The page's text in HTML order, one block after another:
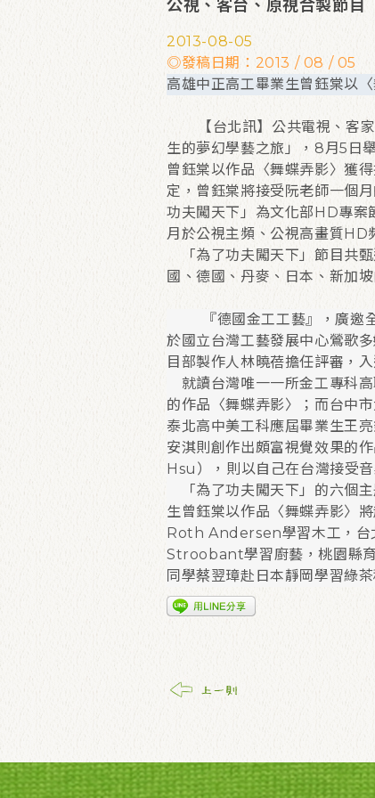
公視、客台、原視合製節目
2013-08-05
◎發稿日期：2013 / 08 / 05
高雄中正高工畢業生曾鈺棠以
【台北訊】公共電視、客
生的夢幻學藝之旅」，8月5日
曾鈺棠以作品〈舞蝶弄影〉獲
定，曾鈺棠將接受阮老師一個
功夫闖天下」為文化部HD專案
月於公視主頻、公視高畫質HD
「為了功夫闖天下」節目共甄
國、德國、丹麥、日本、新加
『德國金工工藝』，廣邀
於國立台灣工藝發展中心鶯歌
目部製作人林曉蓓擔任評審，
就讀台灣唯一一所金工專科
的作品〈舞蝶弄影〉；而台中
泰北高中美工科應屆畢業生王
安淇則創作出頗富視覺效果的
Hsu），則以自己在台灣接受
「為了功夫闖天下」的六個
生曾鈺棠以作品〈舞蝶弄影〉
Roth Andersen學習木工，台
Stroobant學習廚藝，桃園縣
同學蔡翌璋赴日本靜岡學習綠